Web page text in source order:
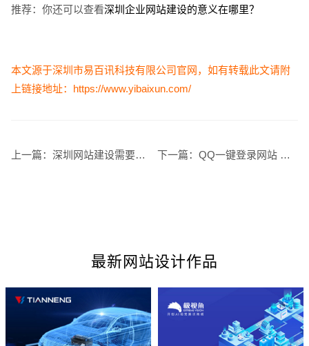
推荐：你还可以查看深圳企业网站建设的意义在哪里？
本文源于深圳市易百讯科技有限公司官网，如有转载此文请附
上链接地址： https://www.yibaixun.com/
上一篇： 深圳网站建设需要的是学习和总结经验 下一篇：QQ一键登录网站 QQ一键注册会员 QQ登录功能完全开放
最新网站设计作品
电商及系统平台开发 · 微信小程序开发